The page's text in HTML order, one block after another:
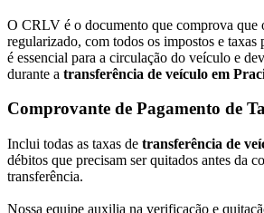
O CRLV é o documento que comprova que
regularizado, com todos os impostos e taxas
é essencial para a circulação do veículo e
durante a transferência de veículo em
Comprovante de Pagamento de
Inclui todas as taxas de transferência de
débitos que precisam ser quitados antes da
transferência.
Nossa equipe auxilia na verificação e